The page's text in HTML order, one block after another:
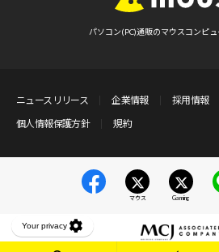
パソコン(PC)通販のマウスコンピュ
ニュースリリース 企業情報
採用情報
個人情報保護方針
規約
マウス Gaming